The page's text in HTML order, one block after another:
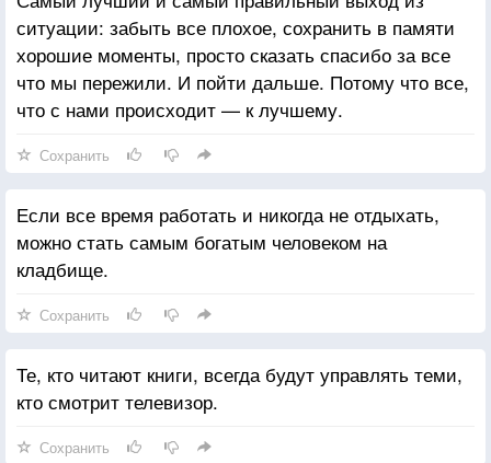
ситуации: забыть все плохое, сохранить в памяти
хорошие моменты, просто сказать спасибо за все
что мы пережили. И пойти дальше. Потому что все,
что с нами происходит — к лучшему.
Сохранить
Если все время работать и никогда не отдыхать,
можно стать самым богатым человеком на
кладбище.
Сохранить
Те, кто читают книги, всегда будут управлять теми,
кто смотрит телевизор.
Сохранить